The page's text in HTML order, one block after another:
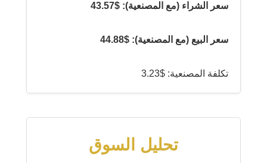
سعر الشراء (مع المصنعية): $43.57
سعر البيع (مع المصنعية): $44.88
تكلفة المصنعية: $3.23
تحليل السوق